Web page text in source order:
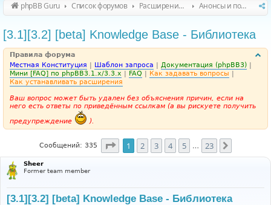
phpBB Guru Список форумов Расширения phpBB Анонсы и поддержка расширений для phpBB
[3.1][3.2] [beta] Knowledge Base - Библиотека
Правила форума
Местная Конституция | Шаблон запроса | Документация (phpBB3) |
Мини [FAQ] по phpBB3.1.x/3.3.x | FAQ | Как задавать вопросы |
Как устанавливать расширения
Ваш вопрос может быть удален без объяснения причин, если на
него есть ответы по приведённым ссылкам (а вы рискуете получить
предупреждение
).
Сообщений: 335 Страница 1 из23
1 2 3 4 5 23
Sheer
Former team member
[3.1][3.2] [beta] Knowledge Base - Библиотека